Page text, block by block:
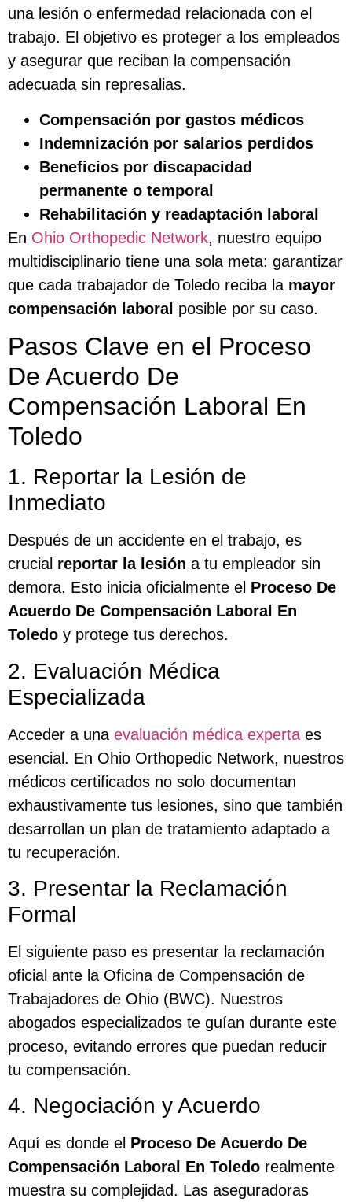
una lesión o enfermedad relacionada con el
trabajo. El objetivo es proteger a los empleados
y asegurar que reciban la compensación
adecuada sin represalias.
Compensación por gastos médicos
Indemnización por salarios perdidos
Beneficios por discapacidad
permanente o temporal
Rehabilitación y readaptación laboral
En Ohio Orthopedic Network, nuestro equipo
multidisciplinario tiene una sola meta: garantizar
que cada trabajador de Toledo reciba la mayor
compensación laboral posible por su caso.
Pasos Clave en el Proceso
De Acuerdo De
Compensación Laboral En
Toledo
1. Reportar la Lesión de
Inmediato
Después de un accidente en el trabajo, es
crucial reportar la lesión a tu empleador sin
demora. Esto inicia oficialmente el Proceso De
Acuerdo De Compensación Laboral En
Toledo y protege tus derechos.
2. Evaluación Médica
Especializada
Acceder a una evaluación médica experta es
esencial. En Ohio Orthopedic Network, nuestros
médicos certificados no solo documentan
exhaustivamente tus lesiones, sino que también
desarrollan un plan de tratamiento adaptado a
tu recuperación.
3. Presentar la Reclamación
Formal
El siguiente paso es presentar la reclamación
oficial ante la Oficina de Compensación de
Trabajadores de Ohio (BWC). Nuestros
abogados especializados te guían durante este
proceso, evitando errores que puedan reducir
tu compensación.
4. Negociación y Acuerdo
Aquí es donde el Proceso De Acuerdo De
Compensación Laboral En Toledo realmente
muestra su complejidad. Las aseguradoras